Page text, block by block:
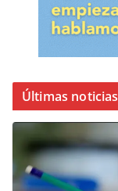
Últimas noticias